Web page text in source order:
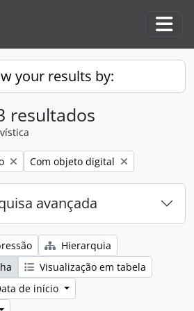
your results by:
resultados
Remove filter:
Com objeto digital
avançada
Hierarquia
Visualização em tabela
de início